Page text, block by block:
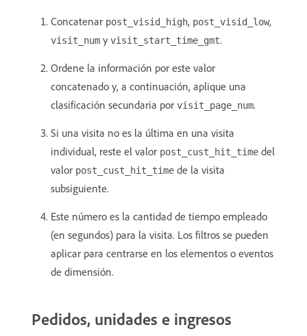
Concatenar post_visid_high, post_visid_low,
visit_num y visit_start_time_gmt.
Ordene la información por este valor
concatenado y, a continuación, aplique una
clasificación secundaria por visit_page_num.
Si una visita no es la última en una visita
individual, reste el valor post_cust_hit_time del
valor post_cust_hit_time de la visita
subsiguiente.
Este número es la cantidad de tiempo empleado
(en segundos) para la visita. Los filtros se pueden
aplicar para centrarse en los elementos o eventos
de dimensión.
Pedidos, unidades e ingresos